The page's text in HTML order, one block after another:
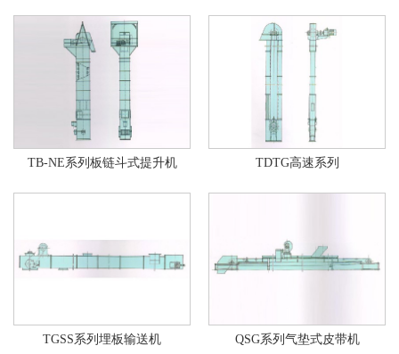
VALVE阀门系列 TB-NE系列板链斗式提升机
TD系列带式提升机 TGSS系列埋板输送机